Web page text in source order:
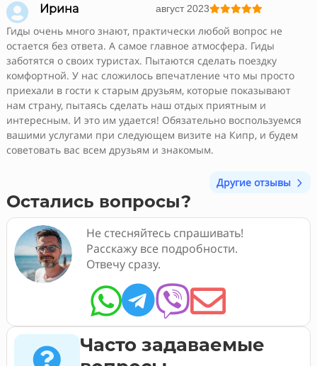
 Ирина август 2023
Гиды очень много знают, практически любой вопрос не
остается без ответа. А самое главное атмосфера. Гиды
заботятся о своих туристах. Пытаются сделать поездку
комфортной. У нас сложилось впечатление что мы просто
приехали в гости к старым друзьям, которые показывают
нам страну, пытаясь сделать наш отдых приятным и
интересным. И это им удается! Обязательно воспользуемся
вашими услугами при следующем визите на Кипр, и будем
советовать вас всем друзьям и знакомым.
Другие отзывы
Остались вопросы?
Не стесняйтесь спрашивать!
Расскажу все подробности.
Отвечу сразу.


Часто задаваемые